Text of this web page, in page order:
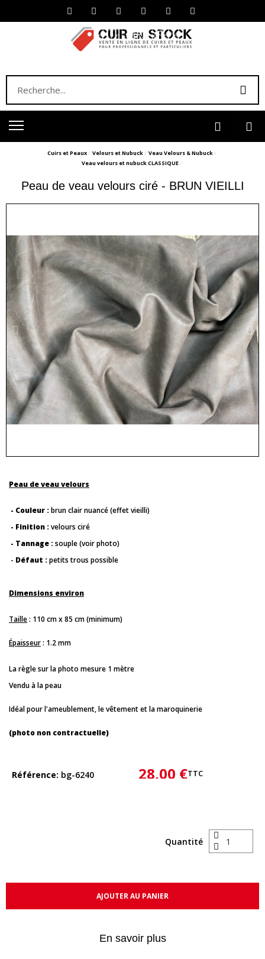
Cuirs et Peaux Velours et Nubuck
Veau Velours & Nubuck
Veau velours et nubuck CLASSIQUE
Peau de veau velours ciré - BRUN VIEILLI
Peau de veau velours
- Couleur :brun clair nuancé (effet vieilli)
- Finition :velours ciré
- Tannage :souple (voir photo)
- Défaut :petits trous possible
Dimensions environ
Taille: 110 cm x 85 cm (minimum)
Épaisseur: 1.2 mm
La règle sur la photo mesure 1 mètre
Vendu à la peau
Idéal pour l'ameublement, le vêtement et la maroquinerie
(photo non contractuelle)
Référence bg-6240 28,00 €TTC
Quantité
AJOUTER AU PANIER
En savoir plus